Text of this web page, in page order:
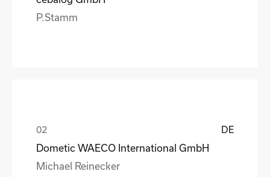
P.Stamm
DE
Dometic WAECO International GmbH
Michael Reinecker